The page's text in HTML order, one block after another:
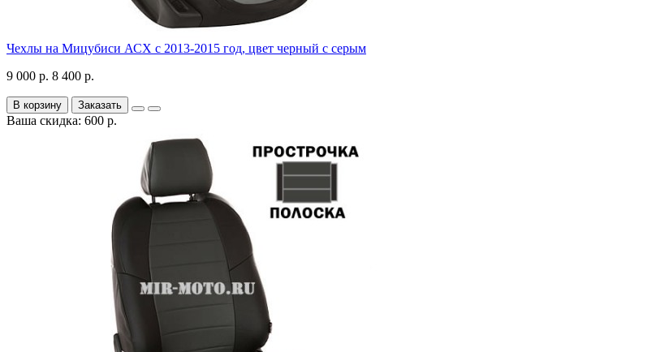
Чехлы на Мицубиси АСХ с 2013-2015 год, цвет черный с серым
9 000 р. 8 400 р.
В корзину Заказать
Ваша скидка: 600 р.